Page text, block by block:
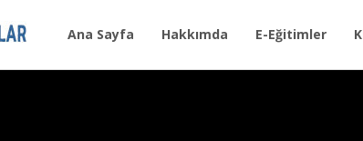
Ana Sayfa Hakkımda E-Eğitimler